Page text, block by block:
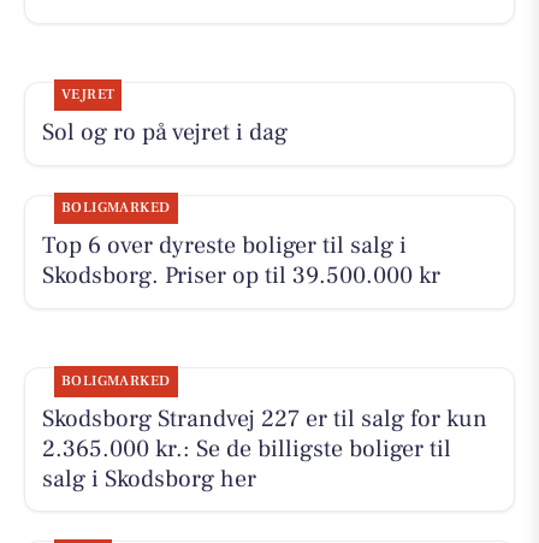
VEJRET
Sol og ro på vejret i dag
BOLIGMARKED
Top 6 over dyreste boliger til salg i
Skodsborg. Priser op til 39.500.000 kr
BOLIGMARKED
Skodsborg Strandvej 227 er til salg for kun
2.365.000 kr.: Se de billigste boliger til
salg i Skodsborg her